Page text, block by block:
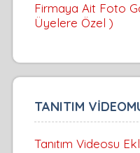
Firmaya Ait Foto
Üyelere Özel )
TANITIM
Tanıtım Videosu